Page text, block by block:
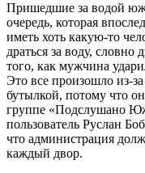
Пришедшие за водой
очередь, которая
иметь хоть какую-то
драться за воду, словно
того, как мужчина
Это все произошло из-за
бутылкой, потому что
группе «Подслушано
пользователь Руслан
что администрация
каждый двор.